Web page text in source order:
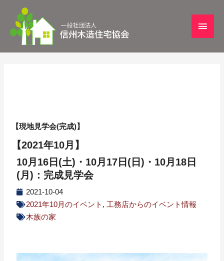
【現地見学会(完成)】
【2021年10月】
10月16日(土)・10月17日(日)・10月18日
(月)：完成見学会
2021-10-04
2021年10月のイベント , 工務店からのイベント情報
木族の家